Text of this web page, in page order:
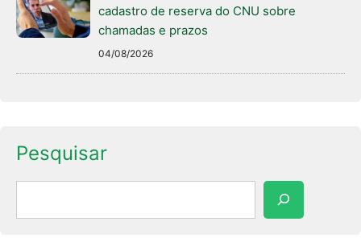
cadastro de reserva do CNU sobre
chamadas e prazos
04/08/2026
Pesquisar